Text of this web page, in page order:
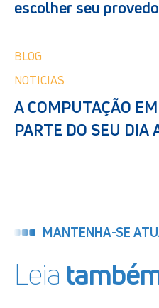
escolher seu
BLOG
NOTICIAS
A COMPUTAÇÃO
PARTE DO SEU DIA
MANTENHA-SE
Leia